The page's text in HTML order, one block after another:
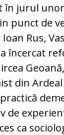
în jurul
punct de
Rus,
încercat
din Ardeal
de
ca